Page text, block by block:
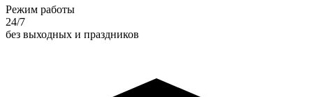
Режим работы
24/7
без выходных и праздников